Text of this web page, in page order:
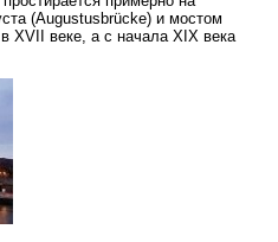
(Augustusbrücke) и мостом
XVII веке, а с начала XIX века